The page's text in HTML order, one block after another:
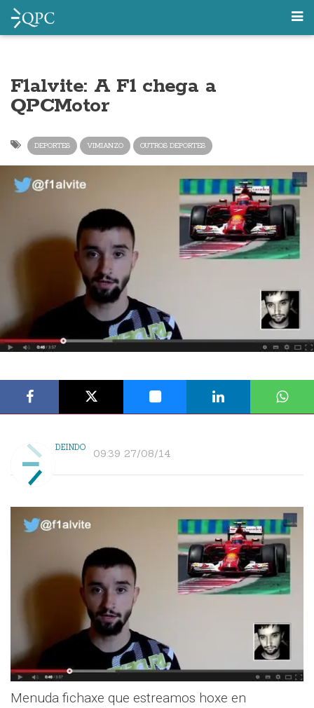
F1alvite: A F1 chega a
QPCMotor
DEPORTES VIMIANZO OUTROS DEPORTES
DEINDO 09:39 27/08/14
Menuda fichaxe que estreamos hoxe en